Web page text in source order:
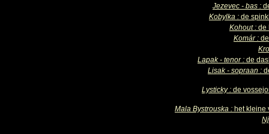
Jezevec - bas :
Kobylka : de
Kohout : de
Komár :
Lapak - tenor : de
Lisak - sopraan :
Lysticky : de
Mala Bystrouska : het kleine